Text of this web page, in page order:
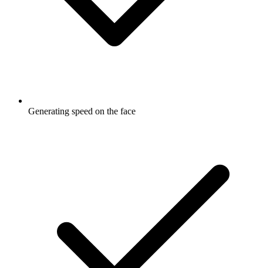
Generating speed on the face